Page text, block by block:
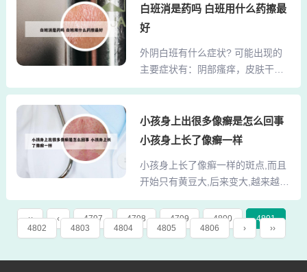
岁宝宝手掌心出现红色皮疹可能是
皮炎所致。可能是不小心接触到不
膏、皮炎平、百多邦等外用膏药对
症治疗，无效时...
一，数目不等，形状不定的色素脱
失斑，表面光滑，无鳞屑，毛发正
感染引起的花斑藓等等疾病。2、白
癜风是一种复杂的皮肤病，表现为
没有色素、大小不等、形状各异的
的药物有皮质类固醇激素类外用，
如倍他米松、二甲基亚砜霜剂等，
手术疗法。贫血痣贫血痣是一种先
天性色素减退斑，多在出生...
白班消是药吗 白班用什么药擦最
好
外阴白班有什么症状? 可能出现的
主要症状有：阴部瘙痒，皮肤干
燥，肥厚变白，失去弹性，甚至萎
外阴白斑的治疗，其最初的目的是
控制瘙痒症状。通常需要使用中药
松。在处理外阴瘙痒方面，类固醇
乳剂的疗效不及软膏。经上述药物
治疗无效的患者，需通过基因免疫
渗透新疗法的治疗。患有外阴白斑
这种疾病的患者，一般主要表现为
小孩身上出很多像癣是怎么回事
小孩身上长了像癣一样
小孩身上长了像癣一样的斑点,而且
开始只有黄豆大,后来变大,越来越
多... 1、小孩身上起的黄豆大的疙
瘩，会不会是水痘啊，赶紧去医院
检查吧，早点对症下药，有病快
壳样皮屑，暂不考虑银屑病（牛皮
‹‹ ‹ 4797 4798 4799 4800
4801
4802
4803 4804 4805 4806 › ››